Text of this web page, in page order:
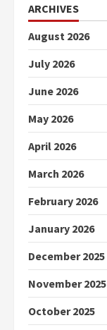
ARCHIVES
August 2026
July 2026
June 2026
May 2026
April 2026
March 2026
February 2026
January 2026
December 2025
November 2025
October 2025